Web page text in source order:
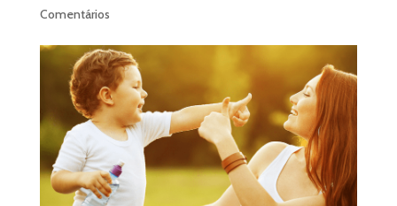
Comentários